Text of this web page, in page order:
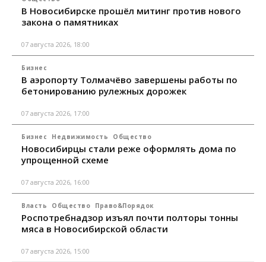
В Новосибирске прошёл митинг против нового
закона о памятниках
07 августа 2026, 18:00
Бизнес
В аэропорту Толмачёво завершены работы по
бетонированию рулежных дорожек
07 августа 2026, 17:00
Бизнес Недвижимость Общество
Новосибирцы стали реже оформлять дома по
упрощенной схеме
07 августа 2026, 16:00
Власть Общество Право&Порядок
Роспотребнадзор изъял почти полторы тонны
мяса в Новосибирской области
07 августа 2026, 15:00